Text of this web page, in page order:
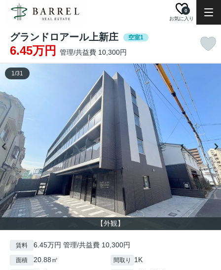
お気に入り
0
グランドロアール上新庄 空室1
6.45万円 管理/共益費 10,300円
【外観】
1/31
賃料 6.45万円 管理/共益費 10,300円
面積 20.88㎡ 間取り 1K